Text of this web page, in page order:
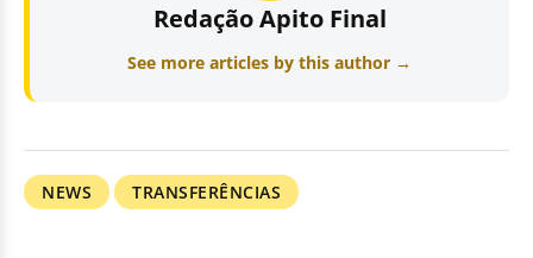
Redação Apito Final
See more articles by this author →
NEWS TRANSFERÊNCIAS